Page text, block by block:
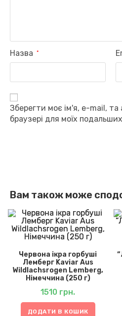
Назва *
Зберегти моє ім'я, e-mail,
браузері для моїх
Вам також може
Червона ікра горбуші
Лемберг Kaviar Aus
Wildlachsrogen Lemberg,
Німеччина (250 г)
1510 грн.
ДОДАТИ В КОШИК